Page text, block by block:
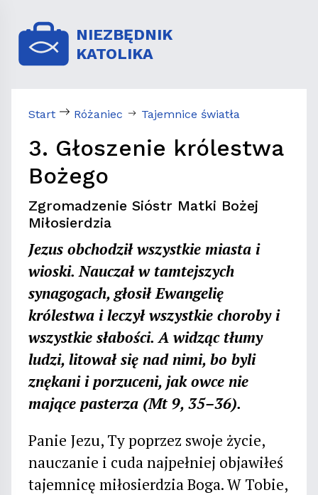
NIEZBĘDNIK
KATOLIKA
Start Różaniec Tajemnice światła
3. Głoszenie królestwa
Bożego
Zgromadzenie Sióstr Matki Bożej
Miłosierdzia
Jezus obchodził wszystkie miasta i
wioski. Nauczał w tamtejszych
synagogach, głosił Ewangelię
królestwa i leczył wszystkie choroby i
wszystkie słabości. A widząc tłumy
ludzi, litował się nad nimi, bo byli
znękani i porzuceni, jak owce nie
mające pasterza (Mt 9, 35–36).
Panie Jezu, Ty poprzez swoje życie,
nauczanie i cuda najpełniej objawiłeś
tajemnicę miłosierdzia Boga. W Tobie,